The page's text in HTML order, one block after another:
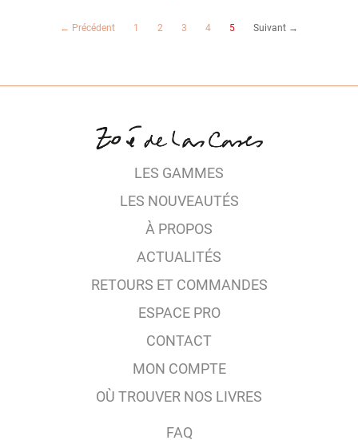
← Précédent 1 2 3 4 5(current)Suivant →
LES GAMMES
LES NOUVEAUTÉS
À PROPOS
ACTUALITÉS
RETOURS ET COMMANDES
ESPACE PRO
CONTACT
MON COMPTE
OÙ TROUVER NOS LIVRES
FAQ